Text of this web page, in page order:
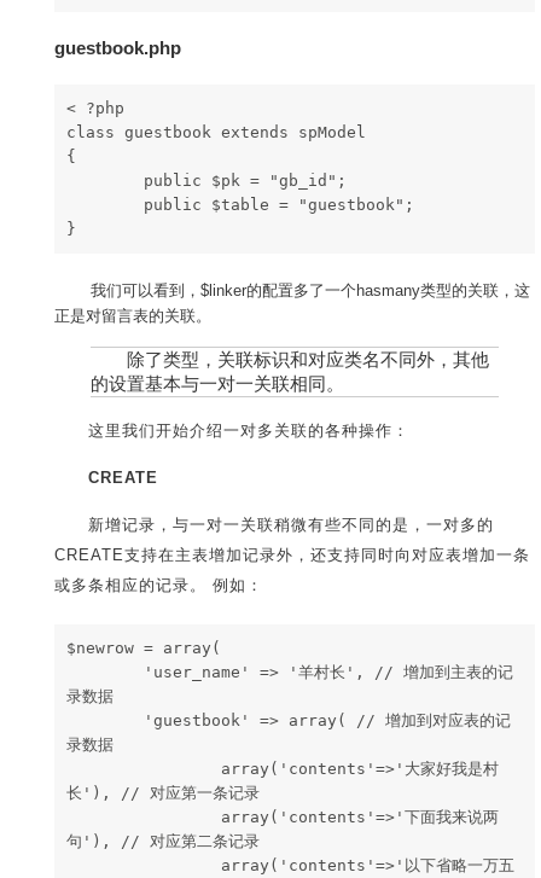
guestbook.php
< ?php
class guestbook extends spModel
{
public $pk = "gb_id";
public $table = "guestbook";
}
我们可以看到，$linker的配置多了一个hasmany类型的关联，这
正是对留言表的关联。
除了类型，关联标识和对应类名不同外，其他
的设置基本与一对一关联相同。
这里我们开始介绍一对多关联的各种操作：
CREATE
新增记录，与一对一关联稍微有些不同的是，一对多的
CREATE支持在主表增加记录外，还支持同时向对应表增加一条
或多条相应的记录。 例如：
$newrow = array(
'user_name' => '羊村长', // 增加到主表的记
录数据
'guestbook' => array( // 增加到对应表的记
录数据
array('contents'=>'大家好我是村
长'), // 对应第一条记录
array('contents'=>'下面我来说两
句'), // 对应第二条记录
array('contents'=>'以下省略一万五